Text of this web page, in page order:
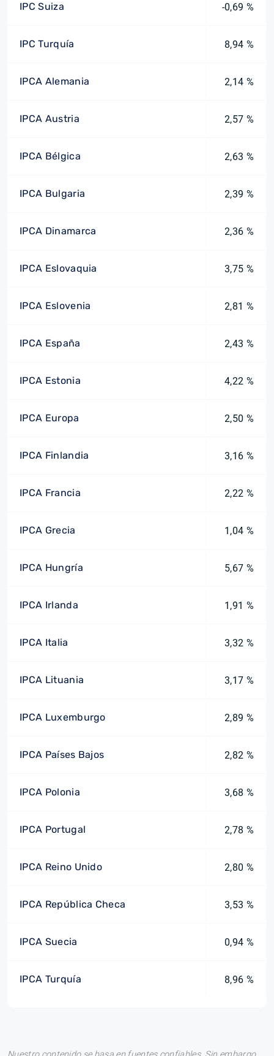
IPC Suiza -0,69 %
IPC Turquía 8,94 %
IPCA Alemania 2,14 %
IPCA Austria 2,57 %
IPCA Bélgica 2,63 %
IPCA Bulgaria 2,39 %
IPCA Dinamarca 2,36 %
IPCA Eslovaquia 3,75 %
IPCA Eslovenia 2,81 %
IPCA España 2,43 %
IPCA Estonia 4,22 %
IPCA Europa 2,50 %
IPCA Finlandia 3,16 %
IPCA Francia 2,22 %
IPCA Grecia 1,04 %
IPCA Hungría 5,67 %
IPCA Irlanda 1,91 %
IPCA Italia 3,32 %
IPCA Lituania 3,17 %
IPCA Luxemburgo 2,89 %
IPCA Países Bajos 2,82 %
IPCA Polonia 3,68 %
IPCA Portugal 2,78 %
IPCA Reino Unido 2,80 %
IPCA República Checa 3,53 %
IPCA Suecia 0,94 %
IPCA Turquía 8,96 %